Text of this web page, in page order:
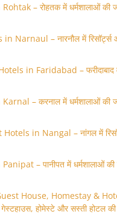
– रोहतक में धर्मशालाओं की
Narnaul – नारनौल में रिसॉर्ट्स
in Faridabad – फरीदाबाद
– करनाल में धर्मशालाओं की
in Nangal – नांगल में
– पानीपत में धर्मशालाओं की
House, Homestay &
गेस्टहाउस, होमेस्टे और सस्ती होटल की